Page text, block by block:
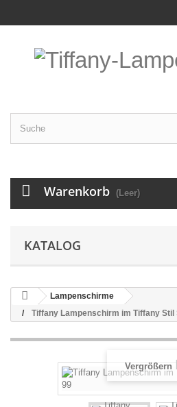
Warenkorb (Leer)
KATALOG
Lampenschirme
Tiffany Lampenschirm im Tiffany Stil
Vergrößern